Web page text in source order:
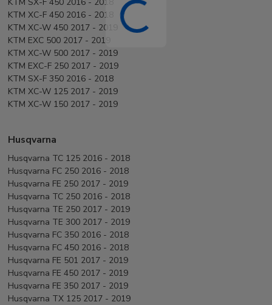
KTM XC-F 450 2016 - 2018
KTM XC-W 450 2017 - 2019
KTM EXC 500 2017 - 2019
KTM XC-W 500 2017 - 2019
KTM EXC-F 250 2017 - 2019
KTM SX-F 350 2016 - 2018
KTM XC-W 125 2017 - 2019
KTM XC-W 150 2017 - 2019
Husqvarna
Husqvarna TC 125 2016 - 2018
Husqvarna FC 250 2016 - 2018
Husqvarna FE 250 2017 - 2019
Husqvarna TC 250 2016 - 2018
Husqvarna TE 250 2017 - 2019
Husqvarna TE 300 2017 - 2019
Husqvarna FC 350 2016 - 2018
Husqvarna FC 450 2016 - 2018
Husqvarna FE 501 2017 - 2019
Husqvarna FE 450 2017 - 2019
Husqvarna FE 350 2017 - 2019
Husqvarna TX 125 2017 - 2019